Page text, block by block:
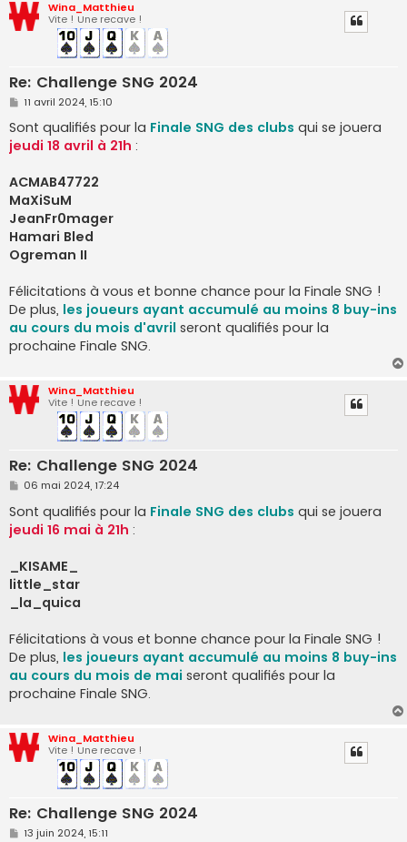
Wina_Matthieu
Vite ! Une recave !
Re: Challenge SNG 2024
M
s
s
a
11 avril 2024, 15:10
Sont qualifiés pour la Finale SNG des clubs qui se jouera
jeudi 18 avril à 21h :
ACMAB47722
MaXiSuM
JeanFr0mager
Hamari Bled
Ogreman II
Félicitations à vous et bonne chance pour la Finale SNG !
De plus, les joueurs ayant accumulé au moins 8 buy-ins
au cours du mois d'avril seront qualifiés pour la
prochaine Finale SNG.
Wina_Matthieu
Vite ! Une recave !
Re: Challenge SNG 2024
M
s
s
a
06 mai 2024, 17:24
Sont qualifiés pour la Finale SNG des clubs qui se jouera
jeudi 16 mai à 21h :
_KISAME_
little_star
_la_quica
Félicitations à vous et bonne chance pour la Finale SNG !
De plus, les joueurs ayant accumulé au moins 8 buy-ins
au cours du mois de mai seront qualifiés pour la
prochaine Finale SNG.
Wina_Matthieu
Vite ! Une recave !
Re: Challenge SNG 2024
M
13 juin 2024, 15:11